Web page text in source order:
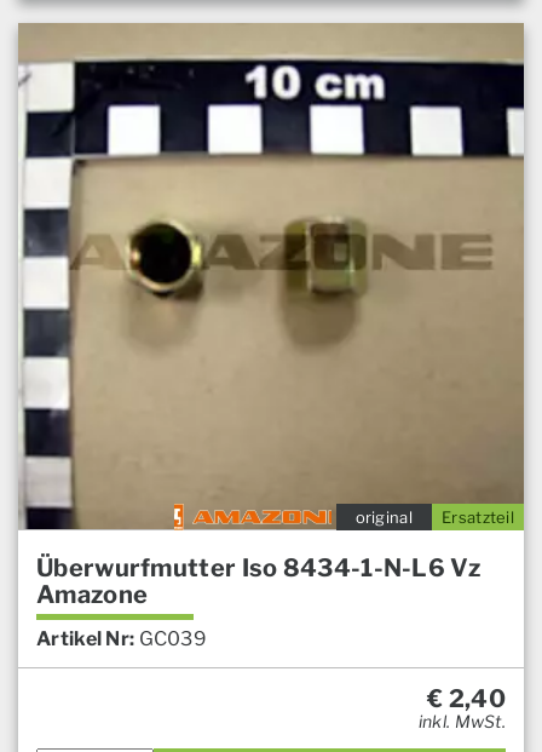
Ersatzteil
original
Überwurfmutter Iso 8434-1-N-L6 Vz
Amazone
Artikel Nr: GC039
€ 2,40
inkl. MwSt.